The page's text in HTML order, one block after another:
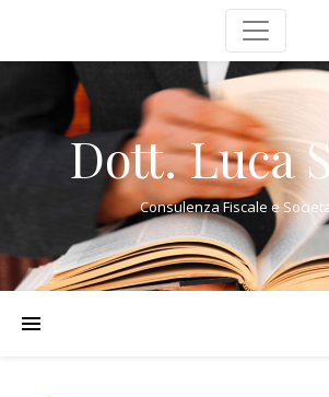
Dott. Luca
Consulenza Fiscale e